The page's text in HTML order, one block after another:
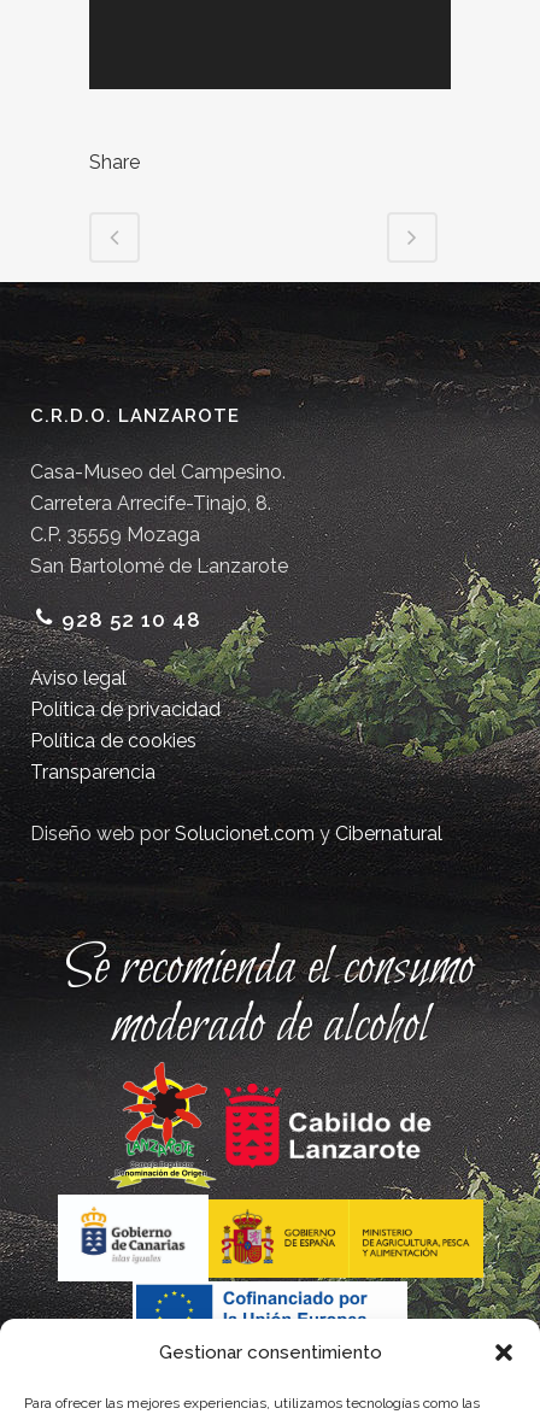
Gestionar consentimiento
Para ofrecer las mejores experiencias, utilizamos tecnologías como las
Share
C.R.D.O. LANZAROTE
Casa-Museo del Campesino.
Carretera Arrecife-Tinajo, 8.
C.P. 35559 Mozaga
San Bartolomé de Lanzarote
928 52 10 48
Aviso legal
Política de privacidad
Política de cookies
Transparencia
Diseño web porSolucionet.comyCibernatural
Se recomienda el consumo
moderado de alcohol